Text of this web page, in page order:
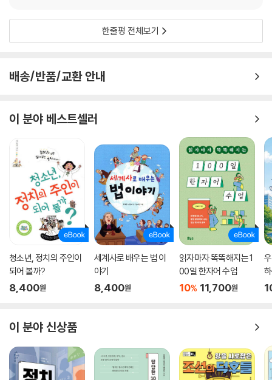
들을 찾아볼까요? 일단 수증기가 풍부한 바다를 지나는 탁월풍이 지형과
만나는 곳이되 너무 추워 연중 얼음으로 뒤덮인 지역을 피하면 되겠네요.
점이 있지요.
책에 소개된 종목 가운데 평소에 즐겨 하거나 관심 있었던 스포츠부터 읽
어 나가는 것도 이 책을 즐기는 좋은 방법이다. 흥미와 호기심은 우리를 새
로운 지식과 해답으로 이끄는 가장 좋은 친구이다. 지리의 눈으로 세계를
바라보는 재미에 푹 빠진다면 좋아하는 스포츠를 더 풍성하게 바라볼 수
있는 것은 물론이고, 내 일상의 공간과 세계, 사람에 대한 이해도 함께 깊어
질 것이다.
이 대목에서 미국 서부의 대표적인 건조 지역인 콜로라도와 애리조나가 어
떻게 메이저리그 구단을 보유할 수 있었는지 궁금하다면? 당신은 메이저
리그의 진정한 열혈 팬이네요! 이 같은 지리적 궁금증에 대한 답 역시 로키
산맥에서 찾을 수 있습니다. 겨울철에 찾아오는 북쪽의 눈구름은 로키산맥
을 만나 고지대에 차곡차곡 눈을 내려 줍니다. 이 덕에 건조한 콜로라도와
던 셈입니다. 비결은 역시 지리입니다!
한줄평 전체보기
배송/반품/교환 안내
이 분야 베스트셀러
청소년, 정치의 주인이
되어 볼까?
8,400원
세계사로 배우는 법 이
야기
8,400원
읽자마자 똑똑해지는 1
00일 한자어 수업
10% 11,700원
이 분야 신상품